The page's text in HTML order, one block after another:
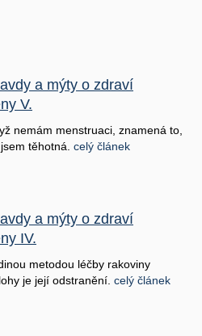
a mýty o zdraví
V.
nemám menstruaci, znamená to,
těhotná. celý článek
a mýty o zdraví
IV.
metodou léčby rakoviny
je její odstranění. celý článek